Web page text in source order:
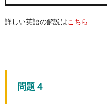
詳しい英語の解説はこちら
問題４